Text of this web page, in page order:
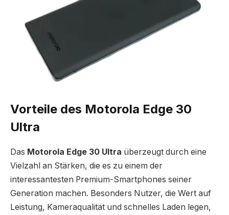
Vorteile des Motorola Edge 30
Ultra
Das Motorola Edge 30 Ultra überzeugt durch eine
Vielzahl an Stärken, die es zu einem der
interessantesten Premium-Smartphones seiner
Generation machen. Besonders Nutzer, die Wert auf
Leistung, Kameraqualität und schnelles Laden legen,